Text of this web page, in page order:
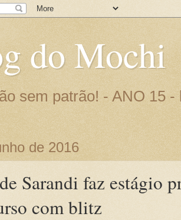
do Mochi
sem patrão! - ANO 15
de 2016
Sarandi faz estágio
com blitz